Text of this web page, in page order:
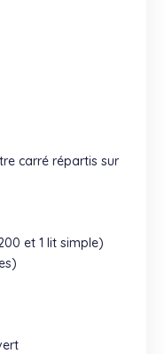
carré répartis sur
et 1 lit simple)